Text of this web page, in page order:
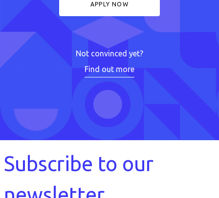
APPLY NOW
Not convinced yet?
Find out more
Subscribe to our